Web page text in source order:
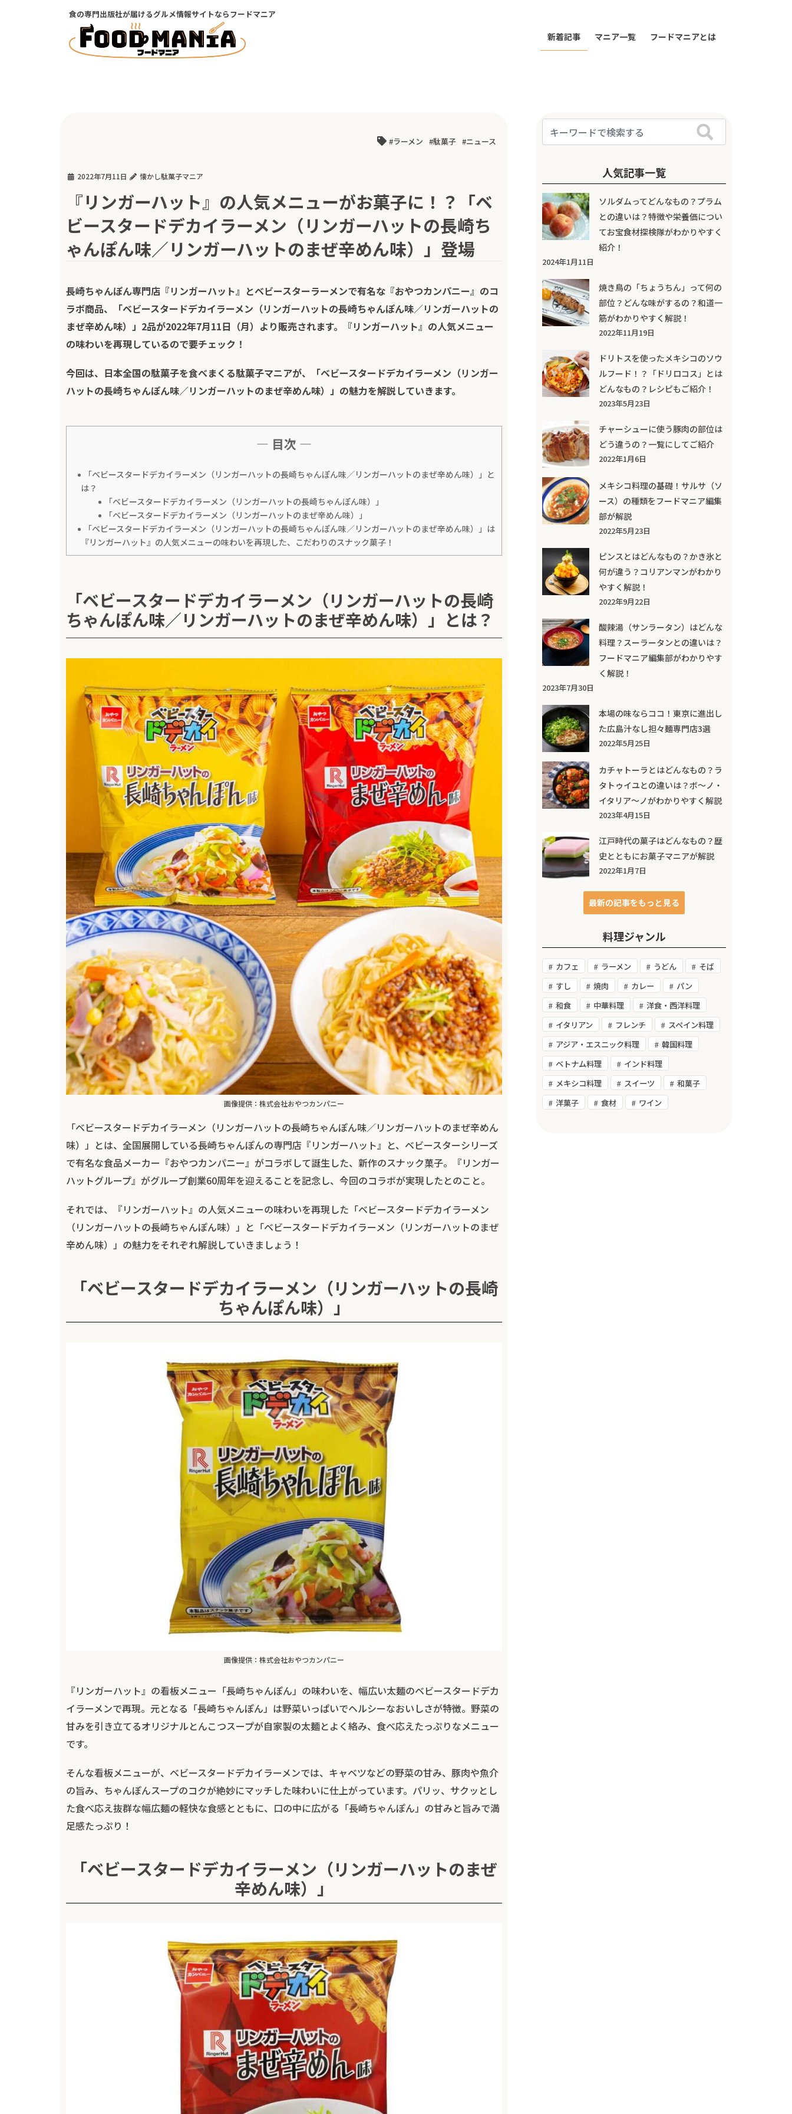
食の専門出版社が届けるグルメ情報サイトならフードマニア
新着記事 マニア一覧 フードマニアとは
ラーメン 駄菓子 ニュース
2022年7月11日 懐かし駄菓子マニア
『リンガーハット』の人気メニューがお菓子に！？「ベ
ビースタードデカイラーメン（リンガーハットの長崎ち
ゃんぽん味／リンガーハットのまぜ辛めん味）」登場
長崎ちゃんぽん専門店『リンガーハット』とベビースターラーメンで有名な『おやつカンパニー』のコ
ラボ商品、「ベビースタードデカイラーメン（リンガーハットの長崎ちゃんぽん味／リンガーハットの
まぜ辛めん味）」2品が2022年7月11日（月）より販売されます。『リンガーハット』の人気メニュー
の味わいを再現しているので要チェック！
今回は、日本全国の駄菓子を食べまくる駄菓子マニアが、「ベビースタードデカイラーメン（リンガー
ハットの長崎ちゃんぽん味／リンガーハットのまぜ辛めん味）」の魅力を解説していきます。
— 目次 —
「ベビースタードデカイラーメン（リンガーハットの長崎ちゃんぽん味／リンガーハットのまぜ辛めん味）」と
は？
「ベビースタードデカイラーメン（リンガーハットの長崎ちゃんぽん味）」
「ベビースタードデカイラーメン（リンガーハットのまぜ辛めん味）」
「ベビースタードデカイラーメン（リンガーハットの長崎ちゃんぽん味／リンガーハットのまぜ辛めん味）」は
『リンガーハット』の人気メニューの味わいを再現した、こだわりのスナック菓子！
「ベビースタードデカイラーメン（リンガーハットの長崎
ちゃんぽん味／リンガーハットのまぜ辛めん味）」とは？
画像提供： 株式会社おやつカンパニー
「ベビースタードデカイラーメン（リンガーハットの長崎ちゃんぽん味／リンガーハットのまぜ辛めん
味）」とは、全国展開している長崎ちゃんぽんの専門店『リンガーハット』と、ベビースターシリーズ
で有名な食品メーカー『おやつカンパニー』がコラボして誕生した、新作のスナック菓子。『リンガー
ハットグループ』がグループ創業60周年を迎えることを記念し、今回のコラボが実現したとのこと。
それでは、『リンガーハット』の人気メニューの味わいを再現した「ベビースタードデカイラーメン
（リンガーハットの長崎ちゃんぽん味）」と「ベビースタードデカイラーメン（リンガーハットのまぜ
辛めん味）」の魅力をそれぞれ解説していきましょう！
「ベビースタードデカイラーメン（リンガーハットの長崎
ちゃんぽん味）」
画像提供： 株式会社おやつカンパニー
『リンガーハット』の看板メニュー「長崎ちゃんぽん」の味わいを、幅広い太麺のベビースタードデカ
イラーメンで再現。元となる「長崎ちゃんぽん」は野菜いっぱいでヘルシーなおいしさが特徴。野菜の
甘みを引き立てるオリジナルとんこつスープが自家製の太麺とよく絡み、食べ応えたっぷりなメニュー
です。
そんな看板メニューが、ベビースタードデカイラーメンでは、キャベツなどの野菜の甘み、豚肉や魚介
の旨み、ちゃんぽんスープのコクが絶妙にマッチした味わいに仕上がっています。パリッ、サクッとし
た食べ応え抜群な幅広麺の軽快な食感とともに、口の中に広がる「長崎ちゃんぽん」の甘みと旨みで満
足感たっぷり！
「ベビースタードデカイラーメン（リンガーハットのまぜ
辛めん味）」
人気記事一覧
ソルダムってどんなもの？プラム
との違いは？特徴や栄養価につい
てお宝食材探検隊がわかりやすく
紹介！
2024年1月11日
焼き鳥の「ちょうちん」って何の
部位？どんな味がするの？和道一
筋がわかりやすく解説！
2022年11月19日
ドリトスを使ったメキシコのソウ
ルフード！？「ドリロコス」とは
どんなもの？レシピもご紹介！
2023年5月23日
チャーシューに使う豚肉の部位は
どう違うの？一覧にしてご紹介
2022年1月6日
メキシコ料理の基礎！サルサ（ソ
ース）の種類をフードマニア編集
部が解説
2022年5月23日
ピンスとはどんなもの？かき氷と
何が違う？コリアンマンがわかり
やすく解説！
2022年9月22日
酸辣湯（サンラータン）はどんな
料理？スーラータンとの違いは？
フードマニア編集部がわかりやす
く解説！
2023年7月30日
本場の味ならココ！東京に進出し
た広島汁なし担々麺専門店3選
2022年5月25日
カチャトーラとはどんなもの？ラ
タトゥイユとの違いは？ボ～ノ・
イタリア～ノがわかりやすく解説
2023年4月15日
江戸時代の菓子はどんなもの？歴
史とともにお菓子マニアが解説
2022年1月7日
最新の記事をもっと見る
料理ジャンル
カフェ ラーメン うどん
そば
すし
焼肉 カレー
パン
和食
中華料理
洋食・西洋料理
イタリアン
フレンチ
スペイン料理
アジア・エスニック料理
韓国料理
ベトナム料理
インド料理
メキシコ料理
スイーツ
和菓子
洋菓子
食材 ワイン